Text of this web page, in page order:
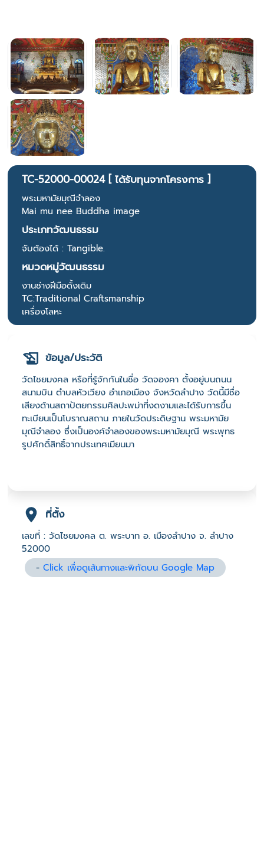
TC-52000-00024 [ ได้รับทุนจากโครงการ ]
พระมหามัยมุณีจำลอง
Mai mu nee Buddha image
ประเภทวัฒนธรรม
จับต้องได้ : Tangible.
หมวดหมู่วัฒนธรรม
งานช่างฝีมือดั้งเดิม
TC:Traditional Craftsmanship
เครื่องโลหะ
ข้อมูล/ประวัติ
วัดไชยมงคล หรือที่รู้จักกันในชื่อ วัดจองคา ตั้งอยู่บนถนน
สนามบิน ตำบลหัวเวียง อำเภอเมือง จังหวัดลำปาง วัดนี้มีชื่อ
เสียงด้านสถาปัตยกรรมศิลปะพม่าที่งดงามและได้รับการขึ้น
ทะเบียนเป็นโบราณสถาน ภายในวัดประดิษฐาน พระมหามัย
มุณีจำลอง ซึ่งเป็นองค์จำลองของพระมหามัยมุณี พระพุทธ
รูปศักดิ์สิทธิ์จากประเทศเมียนมา
ที่ตั้ง
เลขที่ : วัดไชยมงคล ต. พระบาท อ. เมืองลำปาง จ. ลำปาง
52000
-Click เพื่อดูเส้นทางและพิกัดบน Google Map